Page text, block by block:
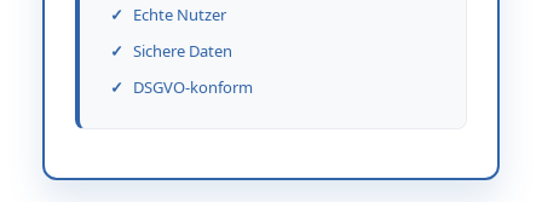
Echte Nutzer
Sichere Daten
DSGVO-konform